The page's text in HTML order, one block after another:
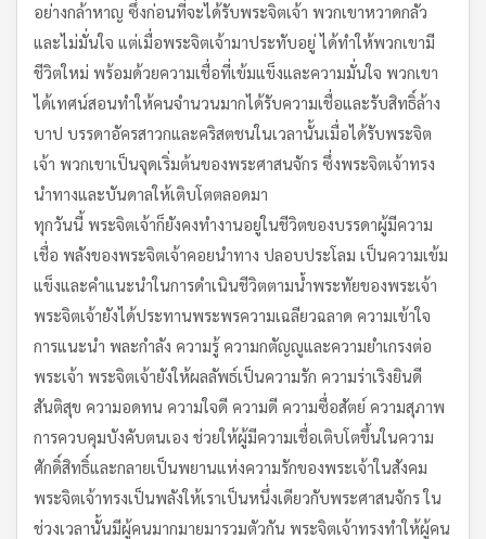
อย่างกล้าหาญ ซึ่งก่อนที่จะได้รับพระจิตเจ้า พวกเขาหวาดกลัว
และไม่มั่นใจ แต่เมื่อพระจิตเจ้ามาประทับอยู่ ได้ทำให้พวกเขามี
ชีวิตใหม่ พร้อมด้วยความเชื่อที่เข้มแข็งและความมั่นใจ พวกเขา
ได้เทศน์สอนทำให้คนจำนวนมากได้รับความเชื่อและรับสิทธิ์ล้าง
บาป บรรดาอัครสาวกและคริสตชนในเวลานั้นเมื่อได้รับพระจิต
เจ้า พวกเขาเป็นจุดเริ่มต้นของพระศาสนจักร ซึ่งพระจิตเจ้าทรง
นำทางและบันดาลให้เติบโตตลอดมา
ทุกวันนี้ พระจิตเจ้าก็ยังคงทำงานอยู่ในชีวิตของบรรดาผู้มีความ
เชื่อ พลังของพระจิตเจ้าคอยนำทาง ปลอบประโลม เป็นความเข้ม
แข็งและคำแนะนำในการดำเนินชีวิตตามน้ำพระทัยของพระเจ้า
พระจิตเจ้ายังได้ประทานพระพรความเฉลียวฉลาด ความเข้าใจ
การแนะนำ พละกำลัง ความรู้ ความกตัญญูและความยำเกรงต่อ
พระเจ้า พระจิตเจ้ายังให้ผลลัพธ์เป็นความรัก ความร่าเริงยินดี
สันติสุข ความอดทน ความใจดี ความดี ความซื่อสัตย์ ความสุภาพ
การควบคุมบังคับตนเอง ช่วยให้ผู้มีความเชื่อเติบโตขึ้นในความ
ศักดิ์สิทธิ์และกลายเป็นพยานแห่งความรักของพระเจ้าในสังคม
พระจิตเจ้าทรงเป็นพลังให้เราเป็นหนึ่งเดียวกับพระศาสนจักร ใน
ช่วงเวลานั้นมีผู้คนมากมายมารวมตัวกัน พระจิตเจ้าทรงทำให้ผู้คน